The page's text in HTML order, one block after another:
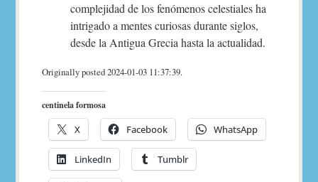
complejidad de los fenómenos celestiales ha
intrigado a mentes curiosas durante siglos,
desde la Antigua Grecia hasta la actualidad.
Originally posted 2024-01-03 11:37:39.
centinela formosa
X Facebook WhatsApp
LinkedIn Tumblr